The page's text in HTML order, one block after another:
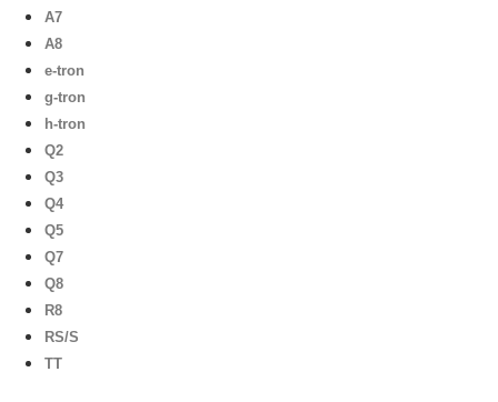
A7
A8
e-tron
g-tron
h-tron
Q2
Q3
Q4
Q5
Q7
Q8
R8
RS/S
TT